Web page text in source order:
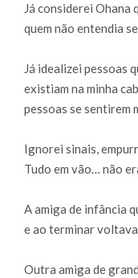
Já considerei Ohana
quem não entendia
Já idealizei pessoas
existiam na minha
pessoas se sentirem
Ignorei sinais,
Tudo em vão… não
A amiga de infância
e ao terminar
Outra amiga de